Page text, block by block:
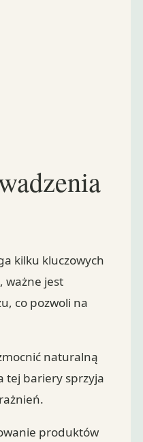
kilku kluczowych
ważne jest
co pozwoli na
naturalną
tej bariery sprzyja
produktów